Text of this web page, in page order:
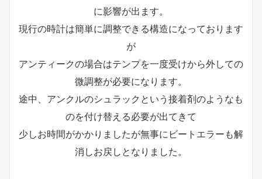
に影響が出ます。
現行の時計は簡単に調整できる構造になっております
が
アンティークの場合はテンプを一度受けから外しての
微調整が必要になります。
途中、アンクルのシュラックという接着剤のようなも
のを付け替える必要が出てきて
少しお時間がかかりましたが無事にビートエラーも解
消しお戻しとなりました。